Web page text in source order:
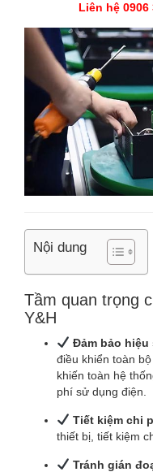
Liên hệ 0906
Nội dung
Tầm quan trọng
Y&H
Đảm bảo
điều khiển toàn
khiến toàn hệ
phí sử dụng điện.
Tiết kiệm chi
thiết bị, tiết kiệm
Tránh gián